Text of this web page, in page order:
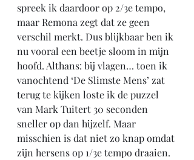
spreek ik daardoor op 2/3e tempo,
maar Remona zegt dat ze geen
verschil merkt. Dus blijkbaar ben ik
nu vooral een beetje sloom in mijn
hoofd. Althans: bij vlagen… toen ik
vanochtend ‘De Slimste Mens’ zat
terug te kijken loste ik de puzzel
van Mark Tuitert 30 seconden
sneller op dan hijzelf. Maar
misschien is dat niet zo knap omdat
zijn hersens op 1/3e tempo draaien.